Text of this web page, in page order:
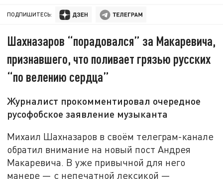
ПОДПИШИТЕСЬ:
Шахназаров “порадовался” за Макаревича,
признавшего, что поливает грязью русских
“по велению сердца”
Журналист прокомментировал очередное
русофобское заявление музыканта
Михаил Шахназаров в своём телеграм-канале
обратил внимание на новый пост Андрея
Макаревича. В уже привычной для него
манере — с непечатной лексикой —